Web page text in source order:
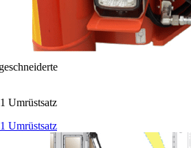
Umrüstsatz
Umrüstsatz